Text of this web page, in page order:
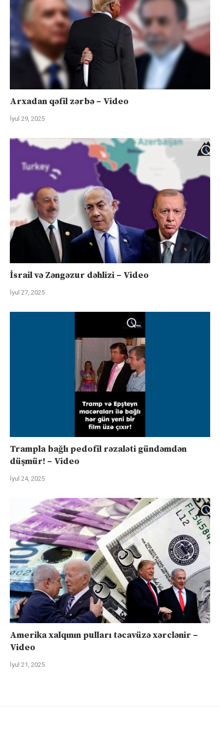
Arxadan qəfil zərbə – Video
İyul 29, 2025
İsrail və Zəngəzur dəhlizi – Video
İyul 27, 2025
Trampla bağlı pedofil rəzaləti gündəmdən
düşmür! – Video
İyul 24, 2025
Amerika xalqının pulları təcavüzə xərclənir –
Video
İyul 21, 2025